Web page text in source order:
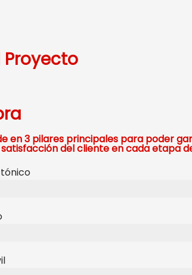
en 3 pilares principales para poder
del cliente en cada etapa